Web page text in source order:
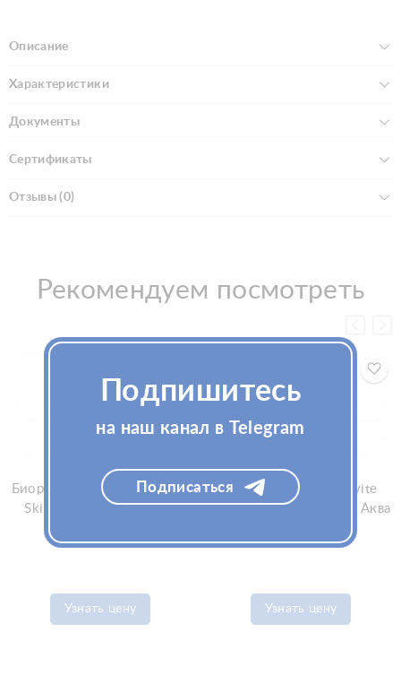
Описание
Характеристики
Документы
Сертификаты
Отзывы (0)
Рекомендуем посмотреть
Биоревитализант Invite Lift
Skin 5мл (Инвайт Лифт
Узнать цену
Биоревитализант Invite
Aqua Skin 5мл (Инвайт Аква
Узнать цену
Подпишитесь
на наш канал в Telegram
Подписаться